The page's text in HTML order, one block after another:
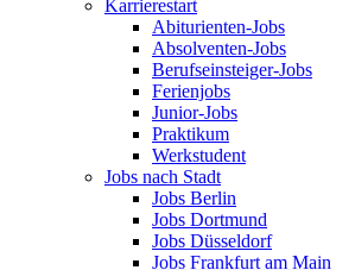
Karrierestart
Abiturienten-Jobs
Absolventen-Jobs
Berufseinsteiger-Jobs
Ferienjobs
Junior-Jobs
Praktikum
Werkstudent
Jobs nach Stadt
Jobs Berlin
Jobs Dortmund
Jobs Düsseldorf
Jobs Frankfurt am Main